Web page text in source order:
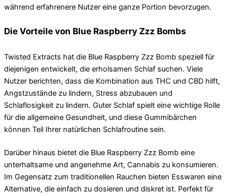
während erfahrenere Nutzer eine ganze Portion bevorzugen.
Die Vorteile von Blue Raspberry Zzz Bombs
Twisted Extracts hat die Blue Raspberry Zzz Bomb speziell für
diejenigen entwickelt, die erholsamen Schlaf suchen. Viele
Nutzer berichten, dass die Kombination aus THC und CBD hilft,
Angstzustände zu lindern, Stress abzubauen und
Schlaflosigkeit zu lindern. Guter Schlaf spielt eine wichtige Rolle
für die allgemeine Gesundheit, und diese Gummibärchen
können Teil Ihrer natürlichen Schlafroutine sein.
Darüber hinaus bietet die Blue Raspberry Zzz Bomb eine
unterhaltsame und angenehme Art, Cannabis zu konsumieren.
Im Gegensatz zum traditionellen Rauchen bieten Esswaren eine
Alternative, die einfach zu dosieren und diskret ist. Perfekt für